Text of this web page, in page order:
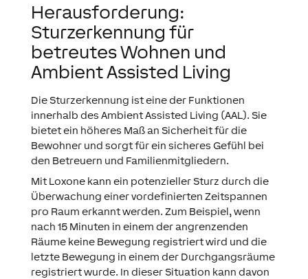
Herausforderung:
Sturzerkennung für
betreutes Wohnen und
Ambient Assisted Living
Die Sturzerkennung ist eine der Funktionen
innerhalb des Ambient Assisted Living (AAL). Sie
bietet ein höheres Maß an Sicherheit für die
Bewohner und sorgt für ein sicheres Gefühl bei
den Betreuern und Familienmitgliedern.
Mit Loxone kann ein potenzieller Sturz durch die
Überwachung einer vordefinierten Zeitspannen
pro Raum erkannt werden. Zum Beispiel, wenn
nach 15 Minuten in einem der angrenzenden
Räume keine Bewegung registriert wird und die
letzte Bewegung in einem der Durchgangsräume
registriert wurde. In dieser Situation kann davon